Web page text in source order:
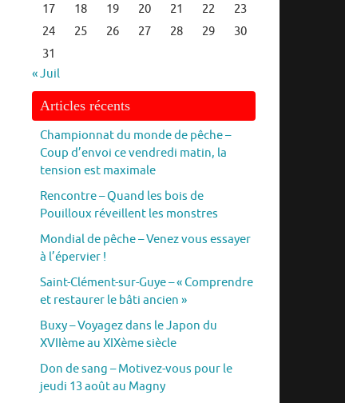
17
18 19 20 21 22
23
24
25 26 27 28 29
30
31
« Juil
Articles récents
Championnat du monde de pêche –
Coup d’envoi ce vendredi matin, la
tension est maximale
Rencontre – Quand les bois de
Pouilloux réveillent les monstres
Mondial de pêche – Venez vous essayer
à l’épervier !
Saint-Clément-sur-Guye – « Comprendre
et restaurer le bâti ancien »
Buxy – Voyagez dans le Japon du
XVIIème au XIXème siècle
Don de sang – Motivez-vous pour le
jeudi 13 août au Magny